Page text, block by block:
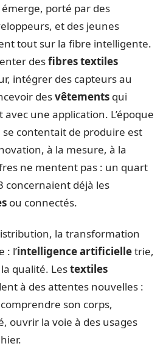
porté par des
et des jeunes
tout sur la fibre intelligente.
desfibres textiles
intégrer des capteurs au
desvêtements qui
une application. L’époque
se contentait de produire est
à la mesure, à la
ne mentent pas : un quart
concernaient déjà les
ou connectés.
la transformation
: l’intelligence artificielletrie,
qualité. Lestextiles
à des attentes nouvelles :
son corps,
ouvrir la voie à des usages